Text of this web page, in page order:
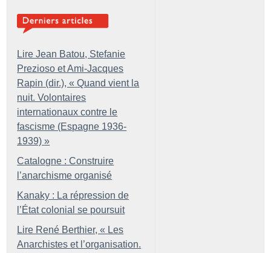
Lire Jean Batou, Stefanie
Prezioso et Ami-Jacques
Rapin (dir.), « Quand vient la
nuit. Volontaires
internationaux contre le
fascisme (Espagne 1936-
1939) »
Catalogne : Construire
l’anarchisme organisé
Kanaky : La répression de
l’État colonial se poursuit
Lire René Berthier, « Les
Anarchistes et l’organisation.